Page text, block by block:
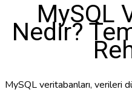
MySQL
Nedir?
MySQL veritabanları, verileri